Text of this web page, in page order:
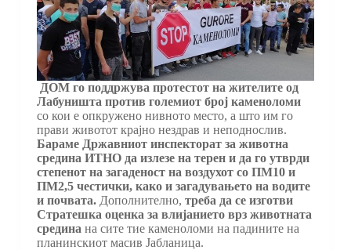
ДОМ го поддржува протестот на жителите од
Лабуништа против големиот број каменоломи
со кои е опкружено нивното место, а што им го
прави животот крајно нездрав и неподнослив.
Бараме Државниот инспекторат за животна
средина ИТНО да излезе на терен и да го утврди
степенот на загаденост на воздухот со ПМ10 и
ПМ2,5 честички, како и загадувањето на водите
и почвата.Дополнително, треба да се изготви
Стратешка оценка за влијанието врз животната
средина на сите тие каменоломи на падините на
планинскиот масив Јабланица.